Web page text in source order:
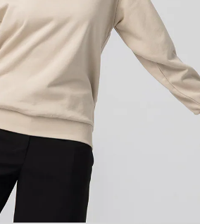
限公司提供之「AFTEE先享後付」服務完成之交
提供個人資料，並將交易相關給付款項請求債
公司。
請瀏覽以下網址：
徵得法定代理人或監護人之同意方可使用
經同意申辦者引起之損失，本公司不負相關責
」時，將依據個別帳號之用戶狀況，依本公司即
；若仍有額度不足之情形，本公司將視審查結果
或使用他人資訊註冊。若發現惡意使用之情形，
權停止該用戶之使用額度並採取法律行動。